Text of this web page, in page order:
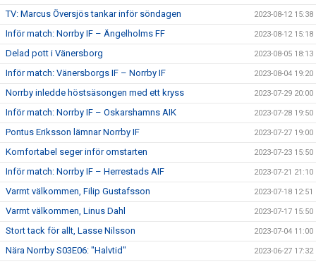
TV: Marcus Översjös tankar inför söndagen 2023-08-12 15:38
Inför match: Norrby IF – Ängelholms FF 2023-08-12 15:18
Delad pott i Vänersborg 2023-08-05 18:13
Inför match: Vänersborgs IF – Norrby IF 2023-08-04 19:20
Norrby inledde höstsäsongen med ett kryss 2023-07-29 20:00
Inför match: Norrby IF – Oskarshamns AIK 2023-07-28 19:50
Pontus Eriksson lämnar Norrby IF 2023-07-27 19:00
Komfortabel seger inför omstarten 2023-07-23 15:50
Inför match: Norrby IF – Herrestads AIF 2023-07-21 21:10
Varmt välkommen, Filip Gustafsson 2023-07-18 12:51
Varmt välkommen, Linus Dahl 2023-07-17 15:50
Stort tack för allt, Lasse Nilsson 2023-07-04 11:00
Nära Norrby S03E06: "Halvtid" 2023-06-27 17:32